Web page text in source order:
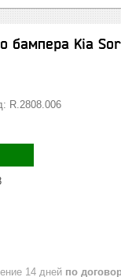
бампера Kia
R.2808.006
14 дней по